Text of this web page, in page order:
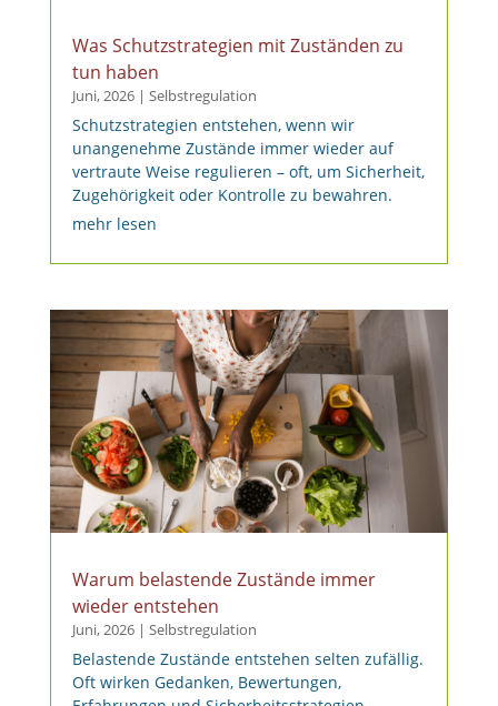
Was Schutzstrategien mit Zuständen zu
tun haben
Juni, 2026| Selbstregulation
Schutzstrategien entstehen, wenn wir
unangenehme Zustände immer wieder auf
vertraute Weise regulieren – oft, um Sicherheit,
Zugehörigkeit oder Kontrolle zu bewahren.
mehr lesen
Warum belastende Zustände immer
wieder entstehen
Juni, 2026| Selbstregulation
Belastende Zustände entstehen selten zufällig.
Oft wirken Gedanken, Bewertungen,